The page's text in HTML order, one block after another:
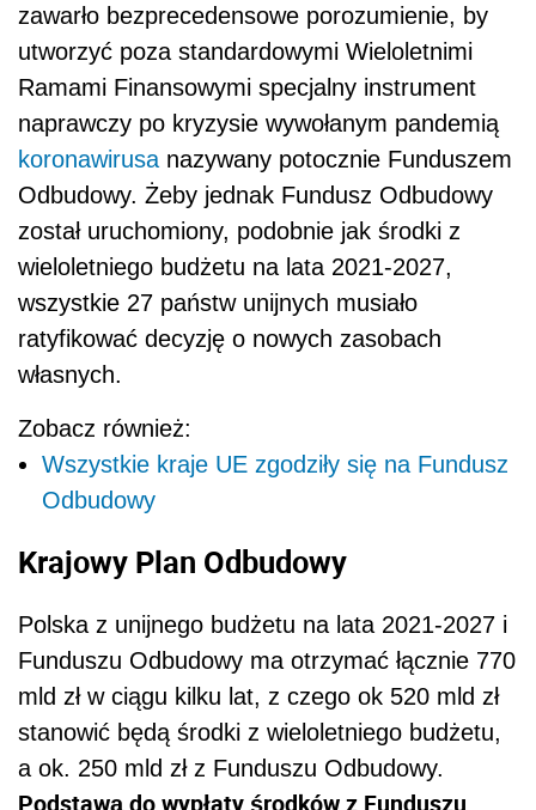
zawarło bezprecedensowe porozumienie, by
utworzyć poza standardowymi Wieloletnimi
Ramami Finansowymi specjalny instrument
naprawczy po kryzysie wywołanym pandemią
koronawirusa nazywany potocznie Funduszem
Odbudowy. Żeby jednak Fundusz Odbudowy
został uruchomiony, podobnie jak środki z
wieloletniego budżetu na lata 2021-2027,
wszystkie 27 państw unijnych musiało
ratyfikować decyzję o nowych zasobach
własnych.
Zobacz również:
Wszystkie kraje UE zgodziły się na Fundusz
Odbudowy
Krajowy Plan Odbudowy
Polska z unijnego budżetu na lata 2021-2027 i
Funduszu Odbudowy ma otrzymać łącznie 770
mld zł w ciągu kilku lat, z czego ok 520 mld zł
stanowić będą środki z wieloletniego budżetu,
a ok. 250 mld zł z Funduszu Odbudowy.
Podstawą do wypłaty środków z Funduszu